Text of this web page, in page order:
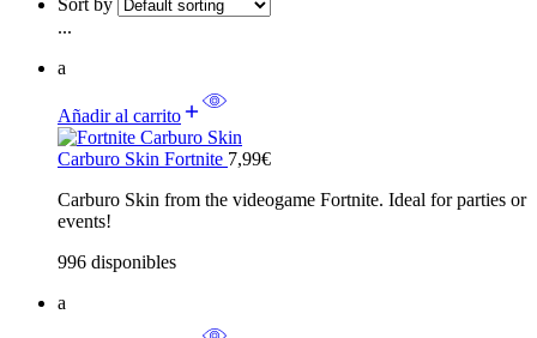
Sort by
...
a
Añadir al carrito
Carburo Skin Fortnite 7,99€
Carburo Skin from the videogame Fortnite. Ideal for parties or
events!
996 disponibles
a